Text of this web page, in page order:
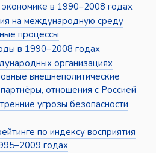
в 1990–2008 годах
на международную среду
процессы
в 1990–2008 годах
организациях
внешнеполитические
отношения с Россией
угрозы безопасности
по индексу восприятия
годах